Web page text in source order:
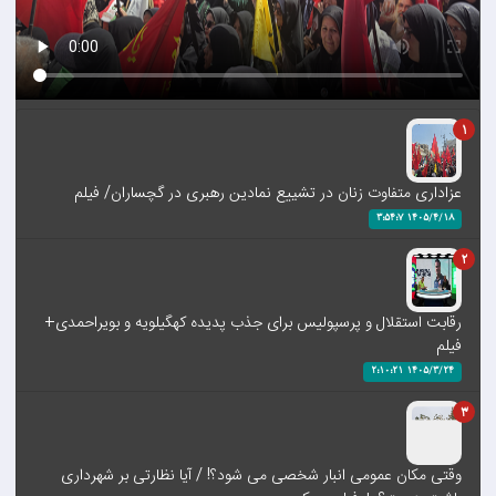
1
عزاداری متفاوت زنان در تشییع نمادین رهبری در گچساران/ فیلم
1405/4/18 3:54:7
2
رقابت استقلال و پرسپولیس برای جذب پدیده کهگیلویه و بویراحمدی+
فیلم
1405/3/24 2:10:21
3
وقتی مکان عمومی انبار شخصی می شود؟! / آیا نظارتی بر شهرداری